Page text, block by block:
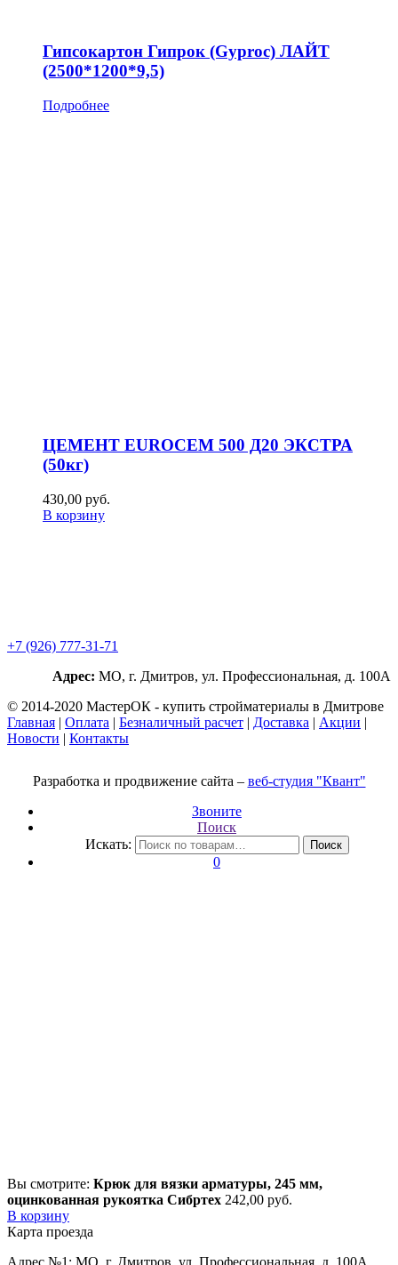
Гипсокартон Гипрок (Gyproc) ЛАЙТ
(2500*1200*9,5)
Подробнее
ЦЕМЕНТ EUROCEM 500 Д20 ЭКСТРА
(50кг)
430,00 руб.
В корзину
+7 (926) 777-31-71
Адрес: МО, г. Дмитров, ул. Профессиональная, д. 100А
© 2014-2020 МастерОК - купить стройматериалы в Дмитрове
Главная | Оплата | Безналичный расчет | Доставка | Акции |
Новости | Контакты
Разработка и продвижение сайта – веб-студия "Квант"
Звоните
Поиск
Искать:
Поиск
0
Вы смотрите: Крюк для вязки арматуры, 245 мм,
оцинкованная рукоятка Сибртех 242,00 руб.
В корзину
Карта проезда